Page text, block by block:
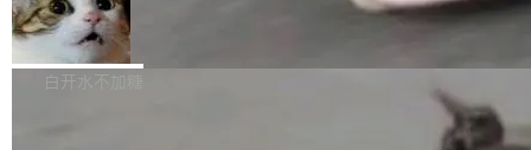
库继续执行。存储库是持久化的唯一真相...
样的次旗舰。 Galaxy Z Fold8 Ultra / Z Fold8 /
Z Flip8三款折叠屏新机均在7月22日发布，且全
部搭载骁龙8 Elite Gen5 for Galaxy，它们本该
ltaDB 的核心思路直接写在 landing page 最显
眼的位置：「Software is made between com
mits」——软件是在 commit 之间写出来的。git
SpaceXAI 单季资本开支达 183 亿美元
根据风险投资人Tomer Tunguz 博客（VC 分
析）披露的最新分析与第二季度业绩报告，Spac
白开水不加糖